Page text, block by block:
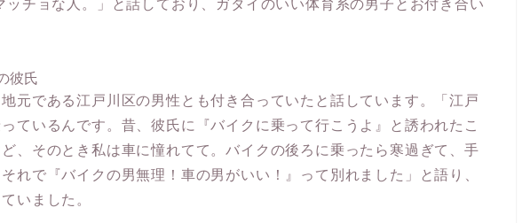
ッチョな人。」と話しており、ガタイのいい体育系の男子とお付き合い
彼氏
元である江戸川区の男性とも付き合っていたと話しています。「江戸
ているんです。昔、彼氏に『バイクに乗って行こうよ』と誘われたこ
、そのとき私は車に憧れてて。バイクの後ろに乗ったら寒過ぎて、手
れで『バイクの男無理！車の男がいい！』って別れました」と語り、
いました。